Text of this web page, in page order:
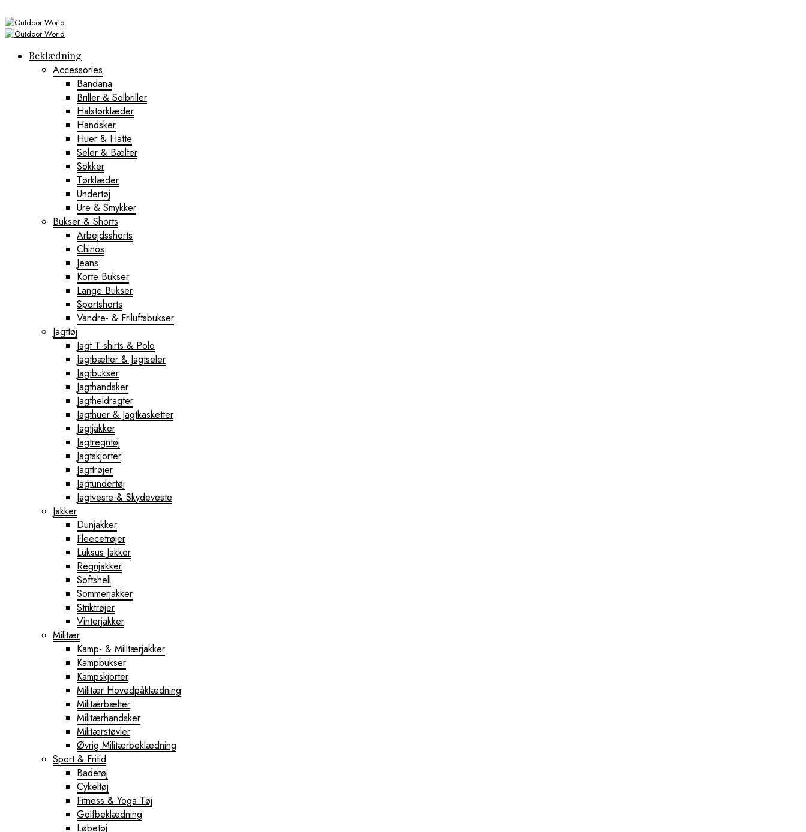
Beklædning
Accessories
Bandana
Briller & Solbriller
Halstørklæder
Handsker
Huer & Hatte
Seler & Bælter
Sokker
Tørklæder
Undertøj
Ure & Smykker
Bukser & Shorts
Arbejdsshorts
Chinos
Jeans
Korte Bukser
Lange Bukser
Sportshorts
Vandre- & Friluftsbukser
Jagttøj
Jagt T-shirts & Polo
Jagtbælter & Jagtseler
Jagtbukser
Jagthandsker
Jagtheldragter
Jagthuer & Jagtkasketter
Jagtjakker
Jagtregntøj
Jagtskjorter
Jagttrøjer
Jagtundertøj
Jagtveste & Skydeveste
Jakker
Dunjakker
Fleecetrøjer
Luksus Jakker
Regnjakker
Softshell
Sommerjakker
Striktrøjer
Vinterjakker
Militær
Kamp- & Militærjakker
Kampbukser
Kampskjorter
Militær Hovedpåklædning
Militærbælter
Militærhandsker
Militærstøvler
Øvrig Militærbeklædning
Sport & Fritid
Badetøj
Cykeltøj
Fitness & Yoga Tøj
Golfbeklædning
Løbetøj